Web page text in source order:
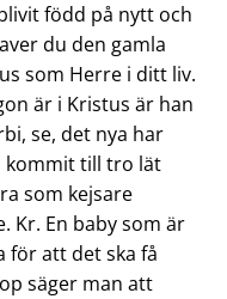
född på nytt och
du den gamla
som Herre i ditt liv.
är i Kristus är han
se, det nya har
kommit till tro lät
som kejsare
Kr. En baby som är
för att det ska få
säger man att